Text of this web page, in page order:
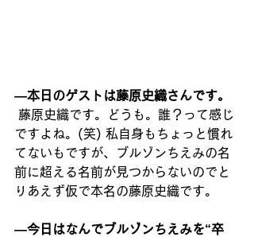
―本日のゲストは藤原史織さんです。
藤原史織です。どうも。誰？って感じ
ですよね。(笑) 私自身もちょっと慣れ
てないもですが、ブルゾンちえみの名
前に超える名前が見つからないのでと
りあえず仮で本名の藤原史織です。
―今日はなんでブルゾンちえみを“卒